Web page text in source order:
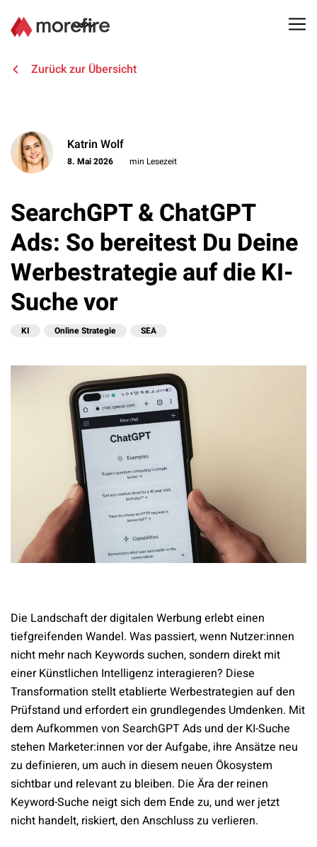
Lösungen
Über uns
Newsletter
Kontakt
Zurück zur Übersicht
Katrin Wolf
8. Mai 2026 min Lesezeit
SearchGPT & ChatGPT
Ads: So bereitest Du Deine
Werbestrategie auf die KI-
Suche vor
KI Online Strategie SEA
Die Landschaft der digitalen Werbung erlebt einen
tiefgreifenden Wandel. Was passiert, wenn Nutzer:innen
nicht mehr nach Keywords suchen, sondern direkt mit
einer Künstlichen Intelligenz interagieren? Diese
Transformation stellt etablierte Werbestrategien auf den
Prüfstand und erfordert ein grundlegendes Umdenken. Mit
dem Aufkommen von SearchGPT Ads und der KI-Suche
stehen Marketer:innen vor der Aufgabe, ihre Ansätze neu
zu definieren, um auch in diesem neuen Ökosystem
sichtbar und relevant zu bleiben. Die Ära der reinen
Keyword-Suche neigt sich dem Ende zu, und wer jetzt
nicht handelt, riskiert, den Anschluss zu verlieren.